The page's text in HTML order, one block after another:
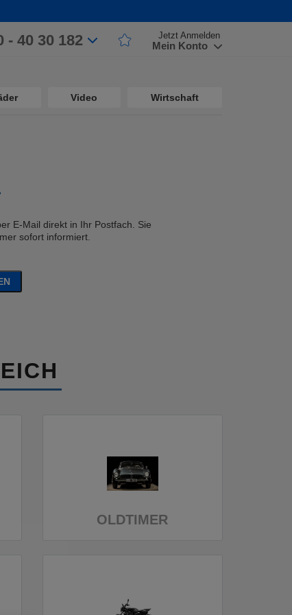
- 40 30 182 Jetzt Anmelden
Mein Konto
Video Wirtschaft
E-Mail direkt in Ihr Postfach. Sie
sofort informiert.
OLDTIMER